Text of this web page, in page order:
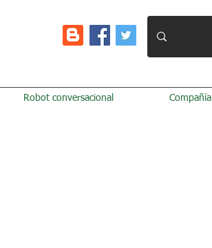
Robot conversacional Compañía